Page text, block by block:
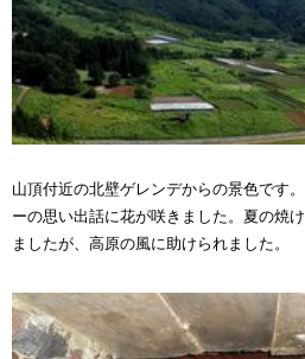
山頂付近の北壁ゲレンデからの景色です
ーの思い出話に花が咲きました。夏の焼
ましたが、高原の風に助けられました。